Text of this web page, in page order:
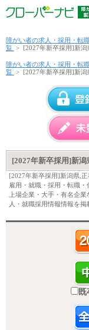
障がい者の求人・採用・転
覧 > [2027年新卒採用]新
障がい者の求人・採用・転
覧 > [2027年新卒採用]新
[2027年新卒採用]新
[2027年新卒採用]新潟県,正
雇用・就職・採用・転職・
上場企業・大手・有名企
人・就職採用情報情報を掲
既